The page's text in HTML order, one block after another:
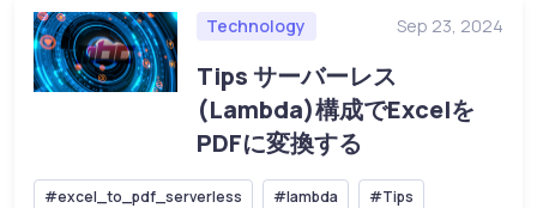
Technology Sep 23, 2024
Tips サーバーレス
(Lambda)構成でExcelを
PDFに変換する
#excel_to_pdf_serverless #lambda #Tips